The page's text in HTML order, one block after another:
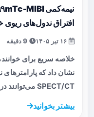
افتراق ندول‌های
SPECT/CT می‌توانند در…
بیشتر بخوانید